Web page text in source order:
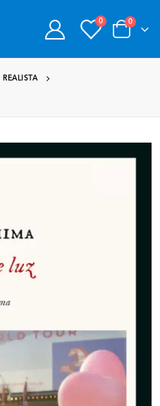
0 0
REALISTA